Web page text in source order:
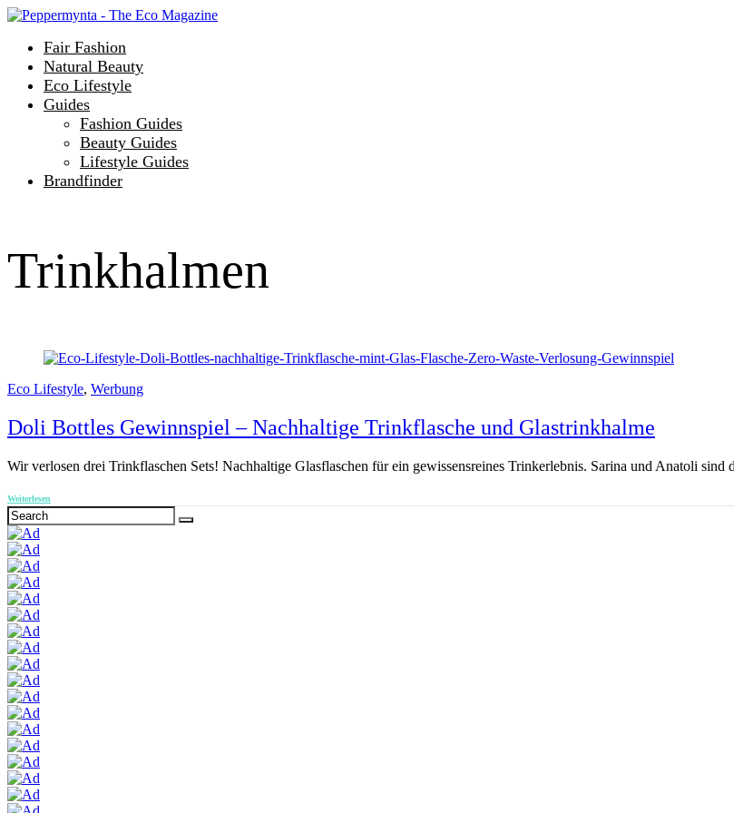
Fair Fashion
Natural Beauty
Eco Lifestyle
Guides
Fashion Guides
Beauty Guides
Lifestyle Guides
Brandfinder
Trinkhalmen
Eco Lifestyle, Werbung
Doli Bottles Gewinnspiel – Nachhaltige Trinkflasche und Glastrinkhalme
Wir verlosen drei Trinkflaschen Sets! Nachhaltige Glasflaschen für ein gewissensreines Trinkerlebnis. Sarina und Anatoli
Weiterlesen